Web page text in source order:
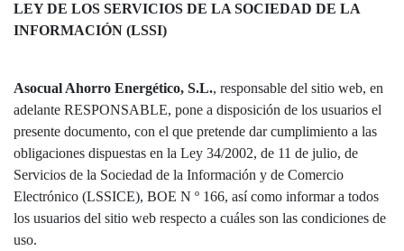
LEY DE LOS SERVICIOS DE LA SOCIEDAD DE LA
INFORMACIÓN (LSSI)
Asocual Ahorro Energético, S.L., responsable del sitio web, en
adelante RESPONSABLE, pone a disposición de los usuarios el
presente documento, con el que pretende dar cumplimiento a las
obligaciones dispuestas en la Ley 34/2002, de 11 de julio, de
Servicios de la Sociedad de la Información y de Comercio
Electrónico (LSSICE), BOE N º 166, así como informar a todos
los usuarios del sitio web respecto a cuáles son las condiciones de
uso.